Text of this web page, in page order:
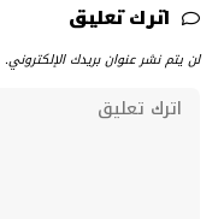
اترك تعليق
لن يتم نشر عنوان بريدك الإلكتروني.